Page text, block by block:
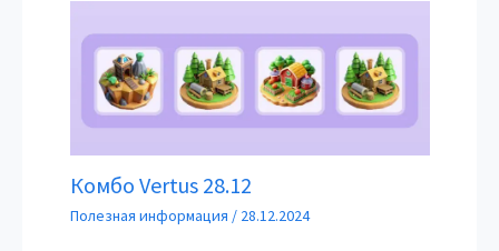
Комбо Vertus 28.12
Полезная информация / 28.12.2024